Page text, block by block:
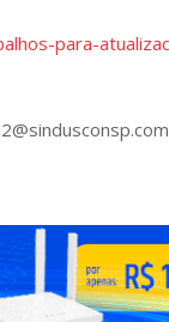
para-